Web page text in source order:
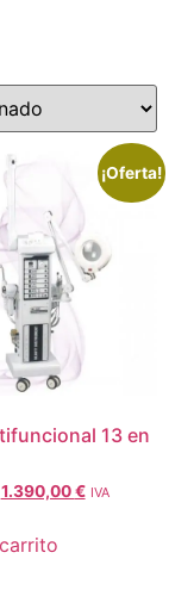
¡Oferta!
13 en
1.390,00€ IVA